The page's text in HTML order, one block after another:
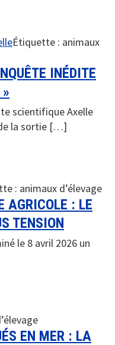
Étiquette : animaux
INÉDITE
scientifique Axelle
la sortie […]
: animaux d’élevage
AGRICOLE : LE
TENSION
le 8 avril 2026 un
EN MER : LA